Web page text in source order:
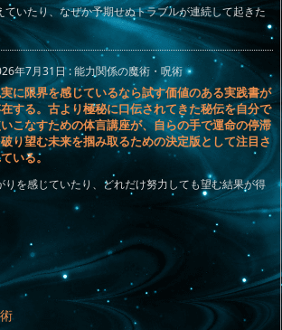
いたり、なぜか予期せぬトラブルが連続して起きた
年7月31日:能力関係の魔術・呪術
に限界を感じているなら試す価値のある実践書が
する。古より極秘に口伝されてきた秘伝を自分で
こなすための体言講座が、自らの手で運命の停滞
り望む未来を掴み取るための決定版として注目さ
いる。
りを感じていたり、どれだけ努力しても望む結果が得